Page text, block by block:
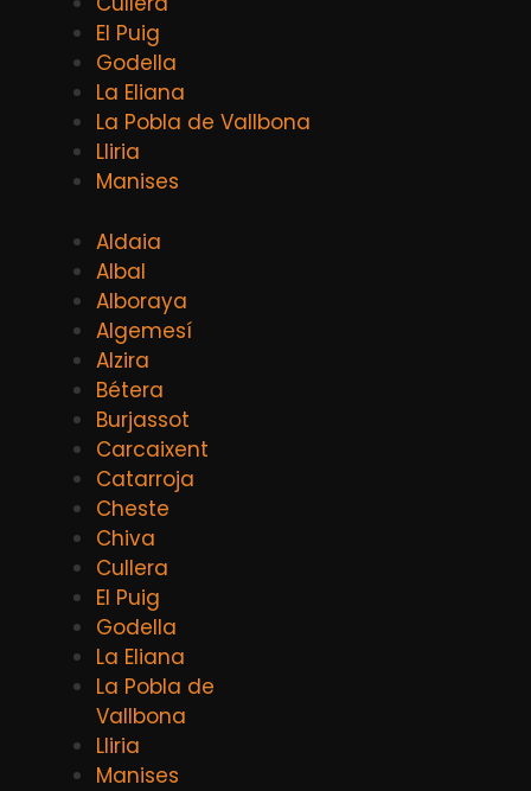
El Puig
Godella
La Eliana
La Pobla de Vallbona
Lliria
Manises
Aldaia
Albal
Alboraya
Algemesí
Alzira
Bétera
Burjassot
Carcaixent
Catarroja
Cheste
Chiva
Cullera
El Puig
Godella
La Eliana
La Pobla de
Vallbona
Lliria
Manises